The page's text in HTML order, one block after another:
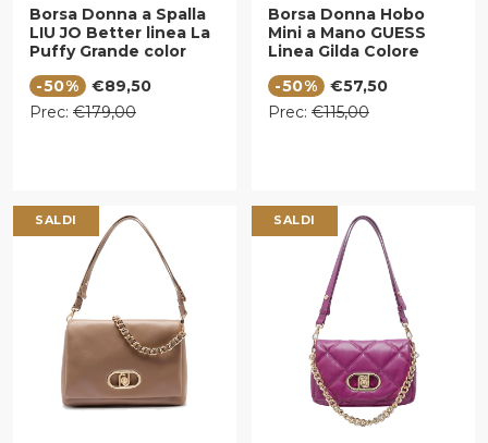
Borsa Donna a Spalla
LIU JO Better linea La
Puffy Grande color
-50%
Prezzo di vendita
€89,50
Prezzo regolare
Prec: €179,00
Borsa Donna Hobo
Mini a Mano GUESS
Linea Gilda Colore
-50%
Prezzo di vendita
€57,50
Prezzo regolare
Prec: €115,00
SALDI SALDI